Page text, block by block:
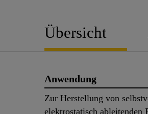
Übersicht
Anwendung
Zur Herstellung von
elektrostatisch ableitenden